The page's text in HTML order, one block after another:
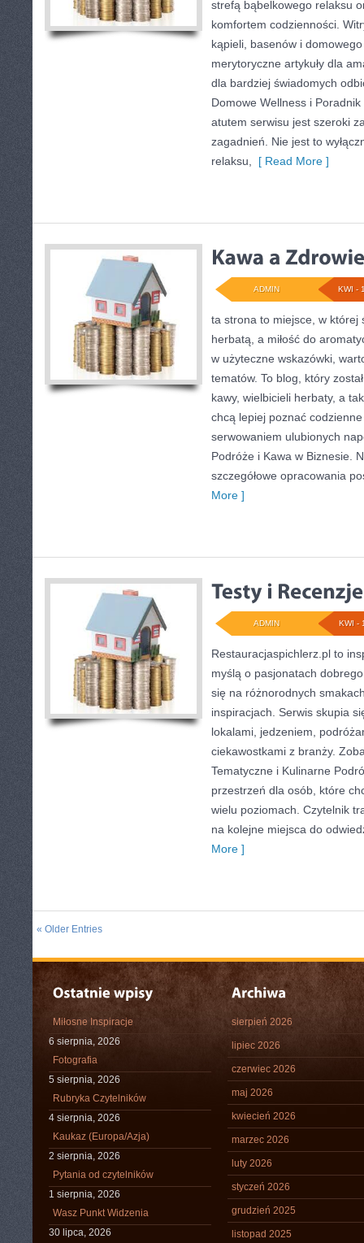
strefą bąbelkowego relaksu
komfortem codzienności.
kąpieli, basenów i
merytoryczne artykuły dla
dla bardziej świadomych
Domowe Wellness i
atutem serwisu jest szeroki
zagadnień. Nie jest to
relaksu,
[ Read More ]
KWI -
ADMIN
ta strona to miejsce, w której
herbatą, a miłość do
w użyteczne wskazówki,
tematów. To blog, który
kawy, wielbicieli herbaty, a
chcą lepiej poznać
serwowaniem ulubionych
Podróże i Kawa w Biznesie.
szczegółowe opracowania
More ]
KWI -
ADMIN
Restauracjaspichlerz.pl to
myślą o pasjonatach
się na różnorodnych
inspiracjach. Serwis skupia
lokalami, jedzeniem,
ciekawostkami z branży.
Tematyczne i Kulinarne
przestrzeń dla osób, które
wielu poziomach. Czytelnik
na kolejne miejsca do
More ]
« Older Entries
Miłosne Inspiracje
6 sierpnia, 2026
Fotografia
5 sierpnia, 2026
Rubryka Czytelników
4 sierpnia, 2026
Kaukaz (Europa/Azja)
2 sierpnia, 2026
Pytania od czytelników
1 sierpnia, 2026
Wasz Punkt Widzenia
30 lipca, 2026
sierpień 2026
lipiec 2026
czerwiec 2026
maj 2026
kwiecień 2026
marzec 2026
luty 2026
styczeń 2026
grudzień 2025
listopad 2025